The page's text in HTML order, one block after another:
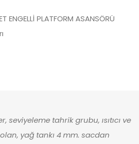
ENGELLİ PLATFORM ASANSÖRÜ
tahrik grubu, ısıtıcı ve
yağ tankı 4 mm. sacdan